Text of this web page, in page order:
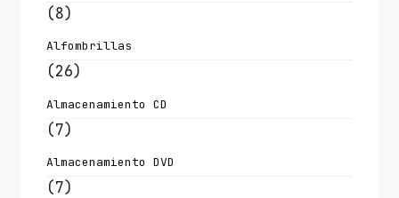
(8)
Alfombrillas
(26)
Almacenamiento CD
(7)
Almacenamiento DVD
(7)